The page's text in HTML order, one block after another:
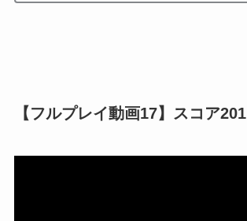
【フルプレイ動画17】スコア201